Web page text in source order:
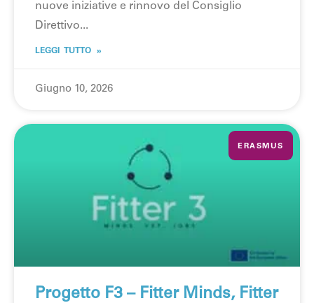
nuove iniziative e rinnovo del Consiglio
Direttivo
LEGGI TUTTO »
Giugno 10, 2026
ERASMUS
Progetto F3 – Fitter Minds, Fitter